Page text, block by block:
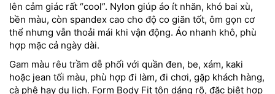
lên cảm giác rất “cool”. Nylon giúp áo ít nhăn, khó bai xù,
bền màu, còn spandex cao cho độ co giãn tốt, ôm gọn cơ
thể nhưng vẫn thoải mái khi vận động. Áo nhanh khô, phù
hợp mặc cả ngày dài.
Gam màu rêu trầm dễ phối với quần đen, be, xám, kaki
hoặc jean tối màu, phù hợp đi làm, đi chơi, gặp khách hàng,
cà phê hay du lịch. Form Body Fit tôn dáng rõ, đặc biệt hợp